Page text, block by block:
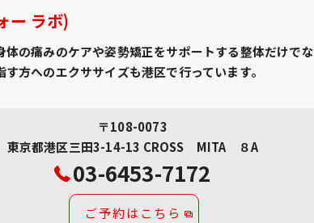
ー ラボ)
体の痛みのケアや姿勢矯正をサポートする整体だけで
方へのエクササイズも港区で行っています。
〒108-0073
東京都港区三田3-14-13 CROSS MITA ８A
03-6453-7172
ご予約はこちら